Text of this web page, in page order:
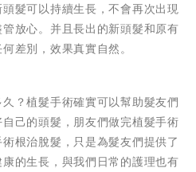
髮可以持續生長，不會再次出現
放心。并且長出的新頭髮和原有
差別，效果真實自然。
？植髮手術確實可以幫助髮友們
己的頭髮，朋友們做完植髮手術
根治脫髮，只是為髮友們提供了
的生長，與我們日常的護理也有